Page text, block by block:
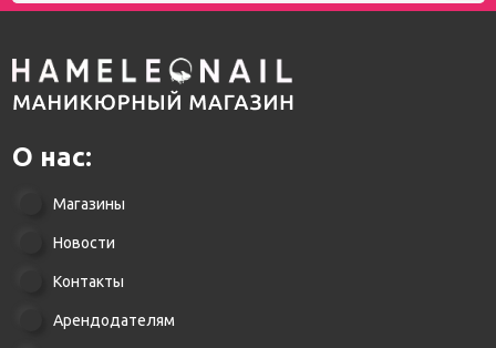
О нас:
Магазины
Новости
Контакты
Арендодателям